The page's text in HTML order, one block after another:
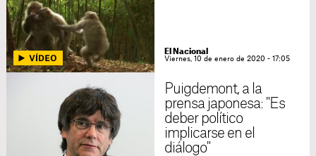
El Nacional
Viernes, 10 de enero de 2020 - 17:05
Puigdemont, a la
prensa japonesa: "Es
deber político
implicarse en el
diálogo"